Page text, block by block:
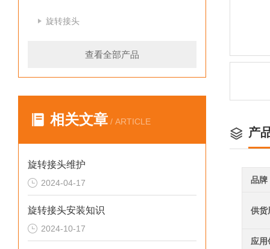
旋转接头
查看全部产品
相关文章 / ARTICLE
旋转接头维护
2024-04-17
旋转接头安装知识
2024-10-17
产
品牌
供货
应用